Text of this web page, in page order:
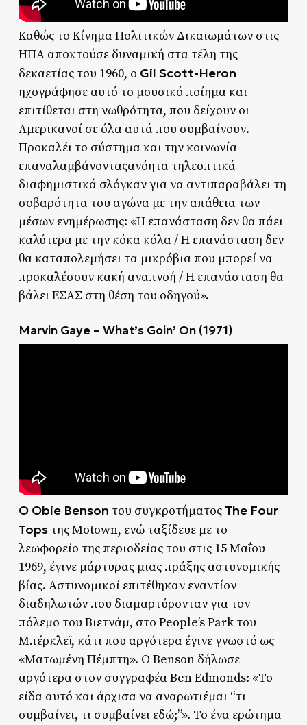
Καθώς το Κίνημα Πολιτικών Δικαιωμάτων στις
ΗΠΑ αποκτούσε δυναμική στα τέλη της
δεκαετίας του 1960, ο Gil Scott-Heron
ηχογράφησε αυτό το μουσικό ποίημα και
επιτίθεται στη νωθρότητα, που δείχουν οι
Αμερικανοί σε όλα αυτά που συμβαίνουν.
Προκαλέι το σύστημα και την κοινωνία
επαναλαμβάνονταςανόητα τηλεοπτικά
διαφημιστικά σλόγκαν για να αντιπαραβάλει τη
σοβαρότητα του αγώνα με την απάθεια των
μέσων ενημέρωσης: «Η επανάσταση δεν θα πάει
καλύτερα με την κόκα κόλα / Η επανάσταση δεν
θα καταπολεμήσει τα μικρόβια που μπορεί να
προκαλέσουν κακή αναπνοή / Η επανάσταση θα
βάλει ΕΣΑΣ στη θέση του οδηγού».
Marvin Gaye – What’s Goin’ On (1971)
Ο Obie Benson του συγκροτήματοςThe Four
Topsτης Motown, ενώ ταξίδευε με το
λεωφορείο της περιοδείας του στις 15 Μαΐου
1969, έγινε μάρτυρας μιας πράξης αστυνομικής
βίας. Αστυνομικοί επιτέθηκαν εναντίον
διαδηλωτών που διαμαρτύρονταν για τον
πόλεμο του Βιετνάμ, στο People’s Park του
Μπέρκλεϊ, κάτι που αργότερα έγινε γνωστό ως
«Ματωμένη Πέμπτη». Ο Benson δήλωσε
αργότερα στον συγγραφέα Ben Edmonds: «Το
είδα αυτό και άρχισα να αναρωτιέμαι “τι
συμβαίνει, τι συμβαίνει εδώ;”». Το ένα ερώτημα